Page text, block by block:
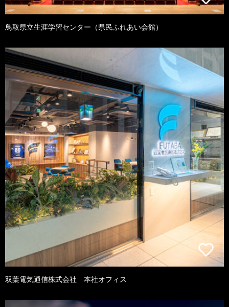
鳥取県立生涯学習センター（県民ふれあい会館）
双葉電気通信株式会社 本社オフィス